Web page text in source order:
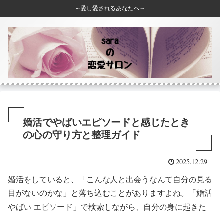
～愛し愛されるあなたへ～
婚活でやばいエピソードと感じたとき
の心の守り方と整理ガイド
2025.12.29
婚活をしていると、「こんな人と出会うなんて自分の見る
目がないのかな」と落ち込むことがありますよね。「婚活
やばい エピソード」で検索しながら、自分の身に起きた